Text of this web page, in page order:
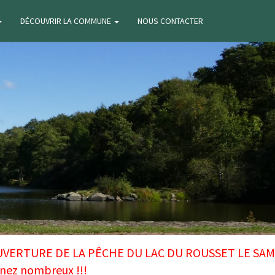
DÉCOUVRIR LA COMMUNE NOUS CONTACTER